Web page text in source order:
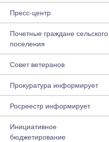
Пресс-центр
Почетные граждане сельского
поселения
Совет ветеранов
Прокуратура информирует
Росреестр информирует
Инициативное
бюджетирование